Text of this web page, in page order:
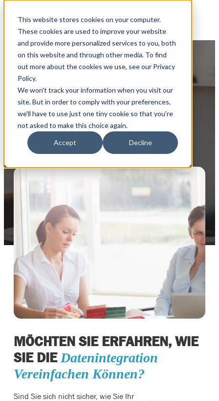
This website stores cookies on your computer.
These cookies are used to improve your website
and provide more personalized services to you, both
on this website and through other media. To find
out more about the cookies we use, see our Privacy
Policy.
We won't track your information when you visit our
site. But in order to comply with your preferences,
we'll have to use just one tiny cookie so that you're
not asked to make this choice again.
Accept Decline
DEMO ANFRAGE
MÖCHTEN SIE ERFAHREN, WIE
SIE DIE Datenintegration
Vereinfachen Können?
Sind Sie sich nicht sicher, wie Sie Ihr